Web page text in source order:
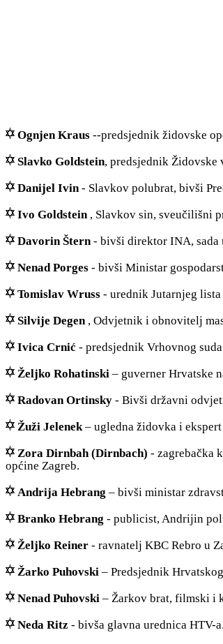
Ognjen Kraus --predsjednik židovske
Slavko Goldstein, predsjednik Židovske
Danijel Ivin- Slavkov polubrat, bivši
Ivo Goldstein, Slavkov sin, sveučilišni
Davorin Štern- bivši direktor INA, sada
Nenad Porges - bivši Ministar
Tomislav Wruss - urednik Jutarnjeg lista
Silvije Degen , Odvjetnik i obnovitelj
Ivica Crnić - predsjednik Vrhovnog
Željko Rohatinski – guverner Hrvatske
Radovan Ortinsky - Bivši državni
Žuži Jelenek– ugledna židovka i ekspert
Zora Dirnbah (Dirnbach) - zagrebačka
općine Zagreb.
Andrija Hebrang – bivši ministar
Branko Hebrang - publicist, Andrijin
Željko Reiner - ravnatelj KBC Rebro u
Žarko Puhovski – Predsjednik
Nenad Puhovski – Žarkov brat, filmski i
Neda Ritz - bivša glavna urednica HTV-a.